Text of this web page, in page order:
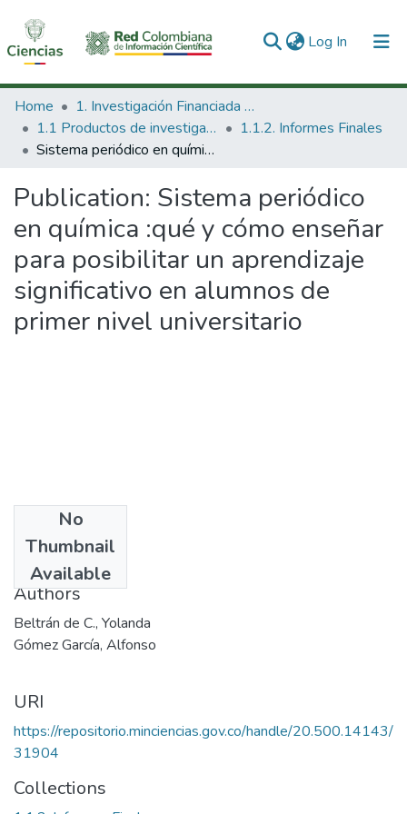
Log In (current)
Communities & Collections
All of DSpace
Home
1. Investigación Financiada con Recursos Públicos
1.1 Productos de investigación
1.1.2. Informes Finales
Sistema periódico en química :qué y cómo enseñar para posibilitar un aprendizaje significativo en alumnos de primer nivel universitario
Publication: Sistema periódico
en química :qué y cómo enseñar
para posibilitar un aprendizaje
significativo en alumnos de
primer nivel universitario
No
Thumbnail
Available
2002
Authors
Beltrán de C., Yolanda
Gómez García, Alfonso
URI
https://repositorio.minciencias.gov.co/handle/20.500.14143/
31904
Collections